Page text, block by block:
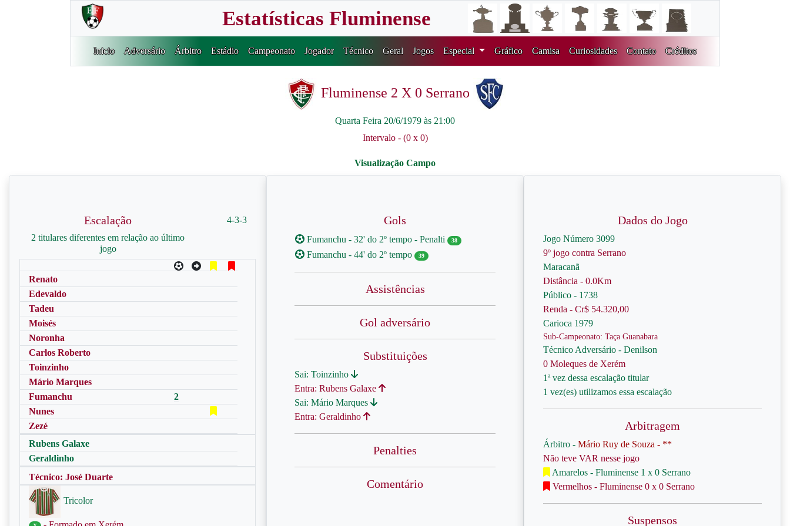
Estatísticas Fluminense
Inicio Adversário Árbitro Estádio Campeonato Jogador Técnico Geral Jogos Especial Gráfico Camisa Curiosidades Contato Créditos
Fluminense 2 X 0 Serrano
Quarta Feira 20/6/1979 às 21:00
Intervalo - (0 x 0)
Escalação
2 titulares diferentes em relação ao último
jogo
4-3-3
Renato
Edevaldo
Tadeu
Moisés
Noronha
Carlos Roberto
Toinzinho
Mário Marques
Fumanchu
2
Nunes
Zezé
Rubens Galaxe
Geraldinho
Técnico: José Duarte
Tricolor
Gols
Fumanchu - 32' do 2º tempo - Penalti 38
Fumanchu - 44' do 2º tempo 39
Assistências
Gol adversário
Substituições
Sai: Toinzinho
Entra: Rubens Galaxe
Sai: Mário Marques
Entra: Geraldinho
Penalties
Comentário
Dados do Jogo
Jogo Número 3099
9º jogo contra Serrano
Maracanã
Distância - 0.0Km
Público - 1738
Renda - Cr$ 54.320,00
Carioca 1979
Sub-Campeonato: Taça Guanabara
Técnico Adversário - Denilson
0 Moleques de Xerém
1ª vez dessa escalação titular
1 vez(es) utilizamos essa escalação
Arbitragem
Árbitro - Mário Ruy de Souza - **
Não teve VAR nesse jogo
Amarelos - Fluminense 1 x 0 Serrano
Vermelhos - Fluminense 0 x 0 Serrano
Suspensos